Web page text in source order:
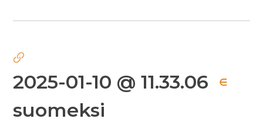
2025-01-10 @ 11.33.06 ∈
suomeksi